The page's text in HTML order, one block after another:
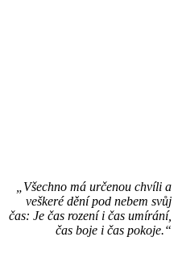
„Všechno má určenou chvíli a
veškeré dění pod nebem svůj
čas: Je čas rození i čas umírání,
čas boje i čas pokoje.“